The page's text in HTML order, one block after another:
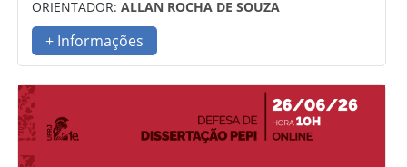
ORIENTADOR: ALLAN ROCHA DE SOUZA
+ Informações